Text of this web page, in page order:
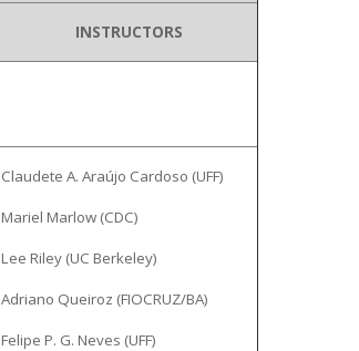
INSTRUCTORS
Claudete A. Araújo Cardoso (UFF)
Mariel Marlow (CDC)
Lee Riley (UC Berkeley)
Adriano Queiroz (FIOCRUZ/BA)
Felipe P. G. Neves (UFF)